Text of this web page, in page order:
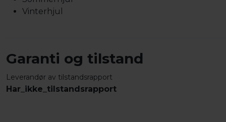
Vinterhjul
Garanti og tilstand
Leverandør av tilstandsrapport
Har_ikke_tilstandsrapport